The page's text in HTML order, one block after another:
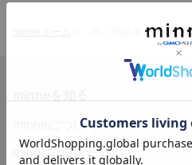
（外）物品庫 の作品一覧
minneについて
minneで買いたい